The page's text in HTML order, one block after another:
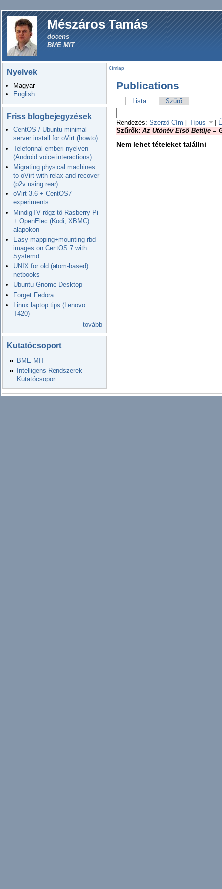
Mészáros Tamás
docens
BME MIT
Nyelvek
Magyar
English
Friss blogbejegyzések
CentOS / Ubuntu minimal
server install for oVirt (howto)
Telefonnal emberi nyelven
(Android voice interactions)
Migrating physical machines
to oVirt with relax-and-recover
(p2v using rear)
oVirt 3.6 + CentOS7
experiments
MindigTV rögzítő Rasberry Pi
+ OpenElec (Kodi, XBMC)
alapokon
Easy mapping+mounting rbd
images on CentOS 7 with
Systemd
UNIX for old (atom-based)
netbooks
Ubuntu Gnome Desktop
Forget Fedora
Linux laptop tips (Lenovo
T420)
tovább
Kutatócsoport
BME MIT
Intelligens Rendszerek
Kutatócsoport
Címlap
Publications
Lista Szűrő
Rendezés: Szerző Cím [ Típus ]
Szűrők: Az Utónév Első Betűje =
Nem lehet tételeket talállni